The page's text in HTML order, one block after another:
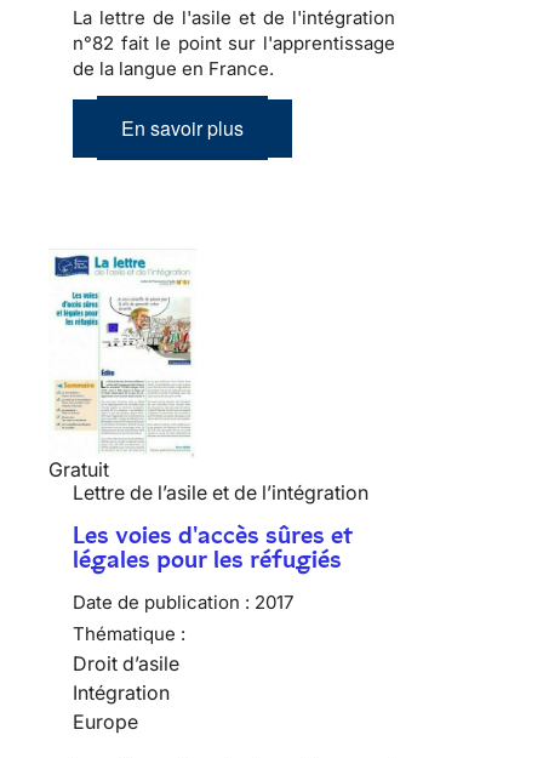
La lettre de l'asile et de l'intégration
n°82 fait le point sur l'apprentissage
de la langue en France.
En savoir plus
Gratuit
Lettre de l’asile et de l’intégration
Les voies d'accès sûres et
légales pour les réfugiés
Date de publication : 2017
Thématique :
Droit d’asile
Intégration
Europe